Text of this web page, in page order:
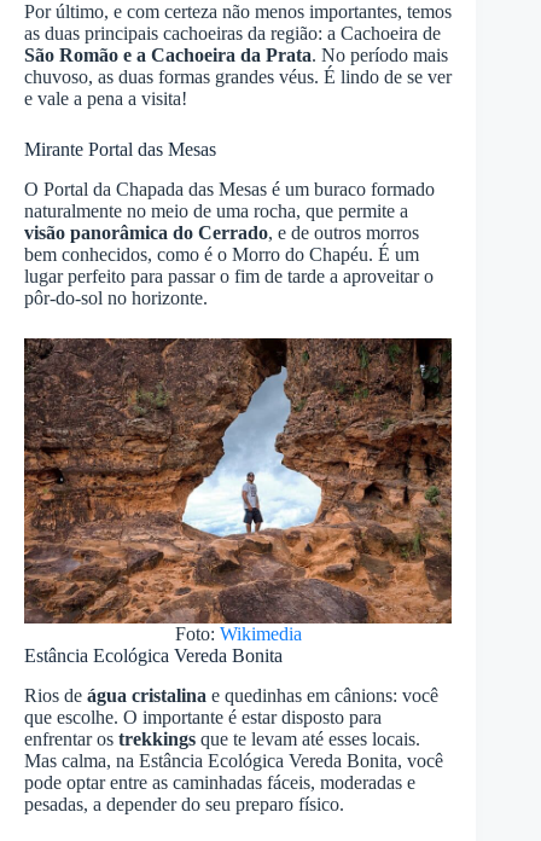
Por último, e com certeza não menos importantes, temos
as duas principais cachoeiras da região: a Cachoeira de
São Romão e a Cachoeira da Prata. No período mais
chuvoso, as duas formas grandes véus. É lindo de se ver
e vale a pena a visita!
Mirante Portal das Mesas
O Portal da Chapada das Mesas é um buraco formado
naturalmente no meio de uma rocha, que permite a
visão panorâmica do Cerrado, e de outros morros
bem conhecidos, como é o Morro do Chapéu. É um
lugar perfeito para passar o fim de tarde a aproveitar o
pôr-do-sol no horizonte.
Foto: Wikimedia
Estância Ecológica Vereda Bonita
Rios de água cristalina e quedinhas em cânions: você
que escolhe. O importante é estar disposto para
enfrentar os trekkings que te levam até esses locais.
Mas calma, na Estância Ecológica Vereda Bonita, você
pode optar entre as caminhadas fáceis, moderadas e
pesadas, a depender do seu preparo físico.